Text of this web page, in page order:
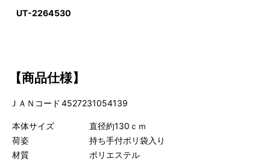
UT-2264530
【商品仕様】
ＪＡＮコード 4527231054139
本体サイズ
直径約130ｃｍ
荷姿
持ち手付ポリ袋入り
材質
ポリエステル